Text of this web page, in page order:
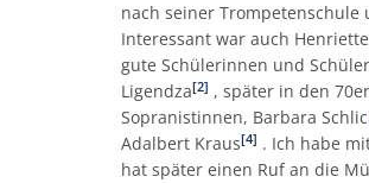
nach seiner
Interessant war auch
gute Schülerinnen und
Ligendza[2] , später in den
Sopranistinnen, Barbara
Adalbert Kraus[4] . Ich habe
hat später einen Ruf an die